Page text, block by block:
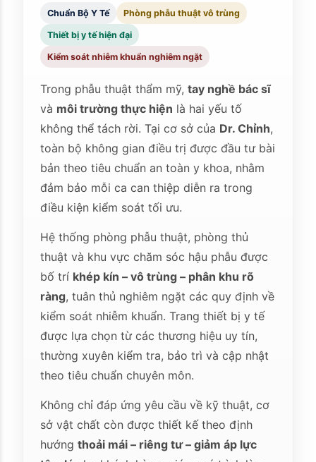
Chuẩn Bộ Y Tế Phòng phẫu thuật vô trùng
Thiết bị y tế hiện đại
Kiểm soát nhiễm khuẩn nghiêm ngặt
Trong phẫu thuật thẩm mỹ,tay nghề bác sĩ
và môi trường thực hiện là hai yếu tố
không thể tách rời. Tại cơ sở của Dr. Chỉnh,
toàn bộ không gian điều trị được đầu tư bài
bản theo tiêu chuẩn an toàn y khoa, nhằm
đảm bảo mỗi ca can thiệp diễn ra trong
điều kiện kiểm soát tối ưu.
Hệ thống phòng phẫu thuật, phòng thủ
thuật và khu vực chăm sóc hậu phẫu được
bố trí khép kín – vô trùng – phân khu rõ
ràng, tuân thủ nghiêm ngặt các quy định về
kiểm soát nhiễm khuẩn. Trang thiết bị y tế
được lựa chọn từ các thương hiệu uy tín,
thường xuyên kiểm tra, bảo trì và cập nhật
theo tiêu chuẩn chuyên môn.
Không chỉ đáp ứng yêu cầu về kỹ thuật, cơ
sở vật chất còn được thiết kế theo định
hướngthoải mái – riêng tư – giảm áp lực